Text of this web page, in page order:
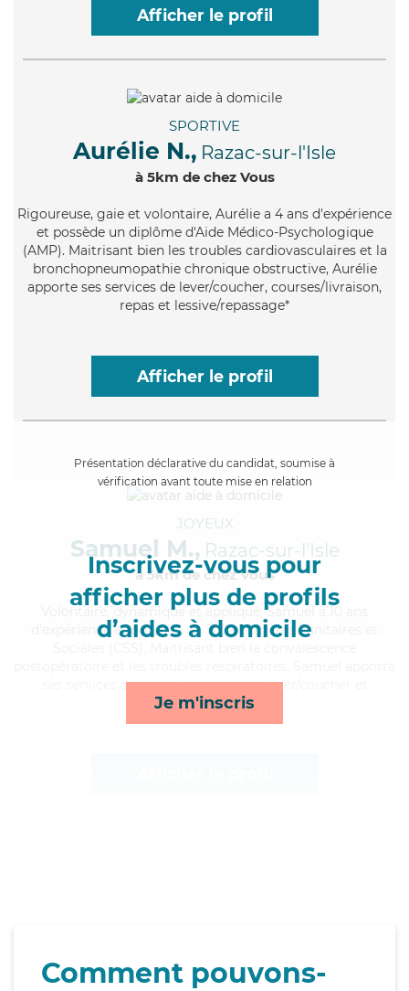
Afficher le profil
SPORTIVE
Aurélie N., Razac-sur-l'Isle
à 5km de chez Vous
Rigoureuse, gaie et volontaire, Aurélie a 4 ans d'expérience
et possède un diplôme d'Aide Médico-Psychologique
(AMP). Maitrisant bien les troubles cardiovasculaires et la
bronchopneumopathie chronique obstructive, Aurélie
apporte ses services de lever/coucher, courses/livraison,
repas et lessive/repassage*
Afficher le profil
Présentation déclarative du candidat, soumise à
vérification avant toute mise en relation
Inscrivez-vous pour
afficher plus de profils
d’aides à domicile
Je m'inscris
JOYEUX
Samuel M., Razac-sur-l'Isle
à 5km de chez Vous
, dynamique et appliqué, Samuel a 10 ans
d'expérience et possède un BEP Carrières Sanitaires et
ses services de rappels, transports, lever/coucher et
surveillance de nuit*
Comment pouvons-